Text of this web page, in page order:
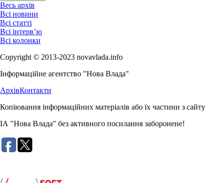
Весь архів
Всі новини
Всі статті
Всі інтерв’ю
Всі колонки
Copyright © 2013-2023 novavlada.info
Інформаційне агентство "Нова Влада"
АрхівКонтакти
Копіювання інформаційних матеріалів або їх частини з сайту
ІА "Нова Влада" без активного посилання заборонене!